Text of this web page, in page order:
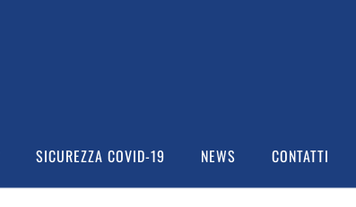
SICUREZZA COVID-19 NEWS CONTATTI